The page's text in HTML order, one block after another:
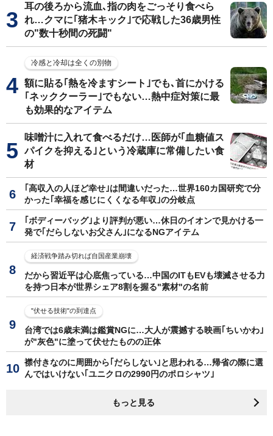
耳の後ろから流血､指の肉をごっそり食べら
れ…クマに｢猪木キック｣で応戦した36歳男性
の"数十秒間の死闘"
冷感と冷却は全くの別物
額に貼る｢熱を冷ますシート｣でも､首にかける
｢ネッククーラー｣でもない…熱中症対策に最
も効果的なアイテム
味噌汁に入れて食べるだけ…医師が｢血糖値ス
パイクを抑える｣という冷蔵庫に常備したい食
材
｢高収入の人ほど幸せ｣は間違いだった…世界160カ国研究で分
かった｢幸福を感じにくくなる年収｣の分岐点
｢ボディーバッグ｣より評判が悪い…休日のイオンで見かける一
発で｢だらしないお父さん｣になるNGアイテム
経済戦争踏み切れば自国産業崩壊
だから習近平は心底焦っている…中国のITもEVも壊滅させる力
を持つ日本が世界シェア8割を握る"素材"の名前
"伏せる技術"の到達点
台湾では6歳未満は鑑賞NGに…大人が震撼する映画｢ちいかわ｣
が"灰色"に塗って伏せたものの正体
襟付きなのに周囲から｢だらしない｣と思われる…帰省の際に選
んではいけない｢ユニクロの2990円のポロシャツ｣
もっと見る